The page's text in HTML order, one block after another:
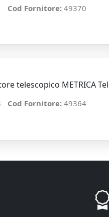
Cod Fornitore: 49370
telescopico METRICA
Cod Fornitore: 49364